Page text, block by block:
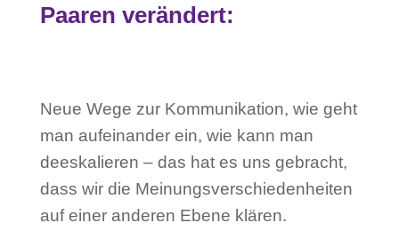
Paaren verändert:
Neue Wege zur Kommunikation, wie geht
man aufeinander ein, wie kann man
deeskalieren – das hat es uns gebracht,
dass wir die Meinungsverschiedenheiten
auf einer anderen Ebene klären.